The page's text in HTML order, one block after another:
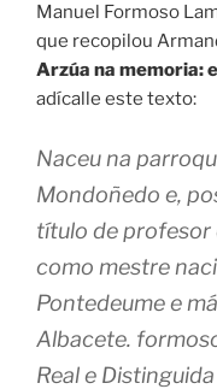
Manuel Formoso
que recopilou
Arzúa na memoria:
adícalle este texto:
Naceu na
Mondoñedo e,
título de profesor
como mestre
Pontedeume e
Albacete.
Real e